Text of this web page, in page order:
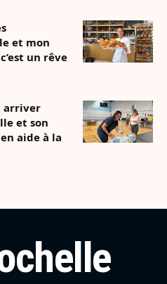
et mon
un rêve
arriver
et son
aide à la